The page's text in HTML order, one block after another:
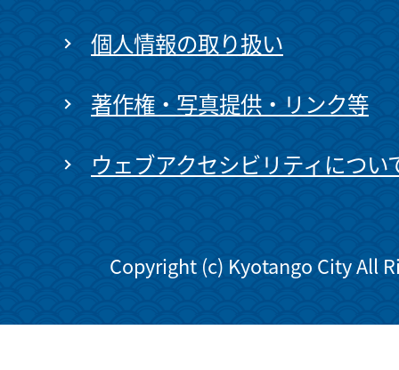
個人情報の取り扱い
著作権・写真提供・リンク等
ウェブアクセシビリティについ
Copyright (c) Kyotango City All